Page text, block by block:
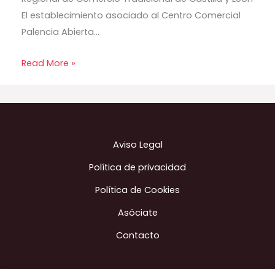
El establecimiento asociado al Centro Comercial
Palencia Abierta…
Read More »
Aviso Legal
Política de privacidad
Política de Cookies
Asóciate
Contacto